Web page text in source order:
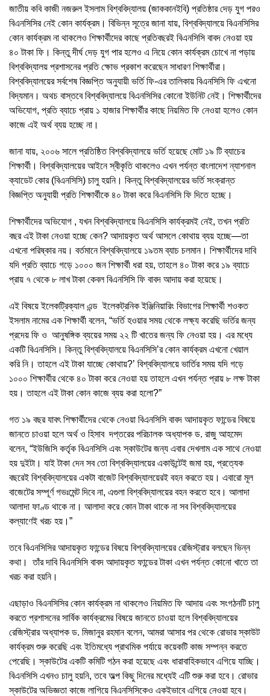
জাতীয় কবি কাজী নজরুল ইসলাম বিশ্ববিদ্যালয় (জাককানইবি) প্রতিষ্ঠার দেড় যুগ পরও
বিএনসিসির নেই কোন কার্যক্রম। বিভিন্ন সূত্রে জানা যায়, বিশ্ববিদ্যালয়ে বিএনসিসির
কোন কার্যক্রম না থাকলেও শিক্ষার্থীদের কাছে প্রতিবছরই বিএনসিসি বাবদ নেওয়া হয়
৪০ টাকা ফি। কিন্তু দীর্ঘ দেড় যুগ পার হলেও এ নিয়ে কোন কার্যক্রম চোখে না পড়ায়
বিশ্ববিদ্যালয় প্রশাসনের প্রতি ক্ষোভ প্রকাশ করেছেন সাধারণ শিক্ষার্থীরা।
বিশ্ববিদ্যালয়ের সর্বশেষ বিজ্ঞপ্তি অনুযায়ী ভর্তি ফি-এর তালিকায় বিএনসিসি ফি এখনো
বিদ্যমান। অথচ বাস্তবে বিশ্ববিদ্যালয়ে বিএনসিসির কোনো ইউনিট নেই। শিক্ষার্থীদের
অভিযোগ, প্রতি ব্যাচে প্রায় ১ হাজার শিক্ষার্থীর কাছে নিয়মিত ফি নেওয়া হলেও কোন
কাজে এই অর্থ ব্যয় হচ্ছে না।
জানা যায়, ২০০৬ সালে প্রতিষ্ঠিত বিশ্ববিদ্যালয়ে ভর্তি হয়েছে মোট ১৯ টি ব্যাচের
শিক্ষার্থী। বিশ্ববিদ্যালয়ের আইনে স্বীকৃতি থাকলেও এখন পর্যন্ত বাংলাদেশ ন্যাশনাল
ক্যাডেট কোর (বিএনসিসি) চালু হয়নি। কিন্তু বিশ্ববিদ্যালয়ের ভর্তি সংক্রান্ত
বিজ্ঞপ্তি অনুযায়ী প্রতি শিক্ষার্থীকে ৪০ টাকা করে বিএনসিসি ফি দিতে হচ্ছে।
শিক্ষার্থীদের অভিযোগ , যখন বিশ্ববিদ্যালয়ে বিএনসিসি কার্যক্রমই নেই, তখন প্রতি
বছর এই টাকা নেওয়া হচ্ছে কেন? আদায়কৃত অর্থ আসলে কোথায় ব্যয় হচ্ছে—তা
এখনো পরিষ্কার নয়। বর্তমানে বিশ্ববিদ্যালয়ে ১৯তম ব্যাচ চলমান। শিক্ষার্থীদের দাবি
যদি প্রতি ব্যাচে গড়ে ১০০০ জন শিক্ষার্থী ধরা হয়, তাহলে ৪০ টাকা করে ১৯ ব্যাচে
প্রায় ৭ থেকে ৮ লাখ টাকা কেবল বিএনসিসি ফি বাবদ আদায় করা হয়েছে।
এই বিষয়ে ইলেকট্রিক্যাল এন্ড ইলেকট্রনিক ইঞ্জিনিয়ারিং বিভাগের শিক্ষার্থী শওকত
ইসলাম নামের এক শিক্ষার্থী বলেন, “ভর্তি হওয়ার সময় থেকে লক্ষ্য করেছি ভর্তির জন্য
প্রদেয় ফি ও আনুষঙ্গিক ব্যয়ের সময় ২২ টি খাতের জন্য ফি নেওয়া হয়। এর মধ্যে
একটি বিএনসিসি। কিন্তু বিশ্ববিদ্যালয়ে বিএনসিসি’র কোন কার্যক্রম এখনো খেয়াল
করি নি। তাহলে এই টাকা যাচ্ছে কোথায়?’ বিশ্ববিদ্যালয়ে ভার্তির সময় যদি গড়ে
১০০০ শিক্ষার্থীর থেকে ৪০ টাকা করে নেওয়া হয় তাহলে এখন পর্যন্ত প্রায় ৮ লক্ষ টাকা
হয়। তাহলে এই টাকা কোন কাজে ব্যয় করা হলো?”
গত ১৯ বছর যাবৎ শিক্ষার্থীদের থেকে নেওয়া বিএনসিসি বাবদ আদায়কৃত ফান্ডের বিষয়ে
জানতে চাওয়া হলে অর্থ ও হিসাব দপ্তরের পরিচালক অধ্যাপক ড. রাজু আহমেদ
বলেন, “ইউজিসি কর্তৃক বিএনসিসি এবং স্কাউটের জন্য এবার দেখলাম এক সাথে নেওয়া
হয় দুইটা। যাই টাকা দেন সব তো বিশ্ববিদ্যালয়ের একাউন্টেই জমা হয়, প্রত্যেক
বছরেই বিশ্ববিদ্যালয়ের একটা বাজেট বিশ্ববিদ্যালয়েরই বহন করতে হয়। এবারো মূল
বাজেটের সম্পূর্ণ গভঃমেন্ট দিবে না, এগুলা বিশ্ববিদ্যালয়ের বহন করতে হবে। আলাদা
আলাদা ফাণ্ড থাকে না। আলাদা করে কোন টাকা থাকে না সব বিশ্ববিদ্যালয়ের
কল্যাণেই খরচ হয়।”
তবে বিএনসিসির আদায়কৃত ফান্ডের বিষয়ে বিশ্ববিদ্যালয়ের রেজিস্ট্রার বলছেন ভিন্ন
কথা। তাঁর দাবি বিএনসিসি বাবদ আদায়কৃত ফান্ডের টাকা এখন পর্যন্ত কোনো খাতে তা
খরচ করা হয়নি।
এছাড়াও বিএনসিসির কোন কার্যক্রম না থাকলেও নিয়মিত ফি আদায় এবং সংগঠনটি চালু
করতে প্রশাসনের সার্বিক কার্যক্রমের বিষয়ে জানতে চাওয়া হলে বিশ্ববিদ্যালয়ের
রেজিস্ট্রার অধ্যাপক ড. মিজানুর রহমান বলেন, আমরা আসার পর থেকে রোভার স্কাউট
কার্যক্রম শুরু করেছি এবং ইতিমধ্যে প্রাথমিক পর্যায়ে কয়েকটি কাজ সম্পন্ন করতে
পেরেছি। স্কাউটের একটি কমিটি গঠন করা হয়েছে এবং ধারাবাহিকভাবে এগিয়ে যাচ্ছি।
বিএনসিসি এখনও চালু হয়নি, তবে অল্প কিছু দিনের মধ্যেই এটি শুরু করা হবে। রোভার
স্কাউটের অভিজ্ঞতা কাজে লাগিয়ে বিএনসিসিকেও একইভাবে এগিয়ে নেওয়া হবে।